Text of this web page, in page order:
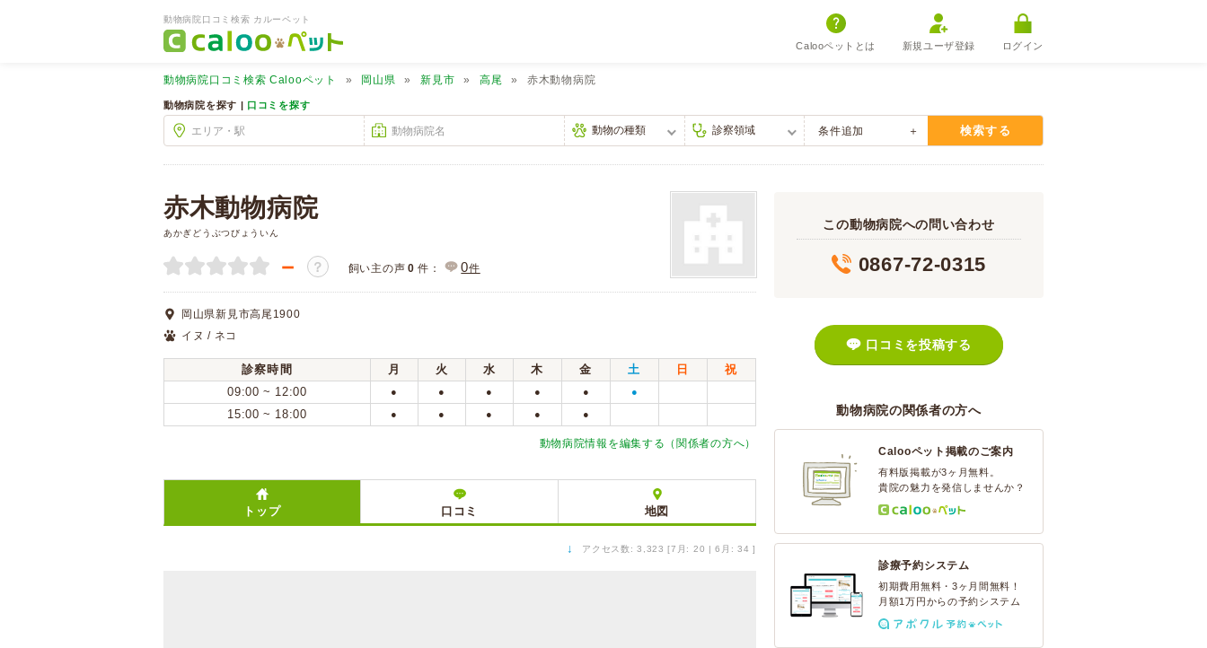
動物病院口コミ検索 カルーペット
Calooペットとは 新規ユーザ登録 ログイン
動物病院口コミ検索 Calooペット 岡山県 新見市 高尾 赤木動物病院
動物病院を探す | 口コミを探す
条件追加 検索する
赤木動物病院
あかぎどうぶつびょういん
－ ？ 飼い主の声 0 件： 0件
岡山県新見市高尾1900
イヌ / ネコ
診察時間 月 火 水 木 金 土 日
祝
09:00 ~ 12:00
● ● ● ● ● ●
15:00 ~ 18:00 ● ● ● ● ●
動物病院情報を編集する（関係者の方へ）
トップ 口コミ 地図
↓ アクセス数: 3,323 [7月: 20 | 6月: 34 ]
この動物病院への問い合わせ
0867-72-0315
口コミを投稿する
動物病院の関係者の方へ
Calooペット掲載のご案内
有料版掲載が3ヶ月無料。
貴院の魅力を発信しませんか？
診療予約システム
初期費用無料・3ヶ月間無料！
月額1万円からの予約システム